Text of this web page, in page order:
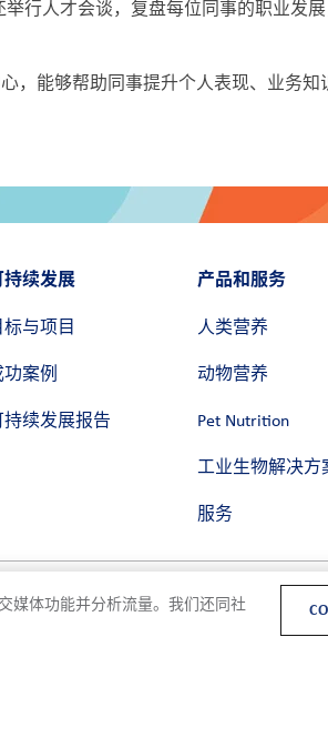
行人才会谈，复盘每位同事的职业发
，能够帮助同事提升个人表现、业务
持续发展
标与项目
功案例
持续发展报告
产品和服务
人类营养
动物营养
Pet Nutrition
工业生物解决方
服务
媒体功能并分析流量。我们还同社